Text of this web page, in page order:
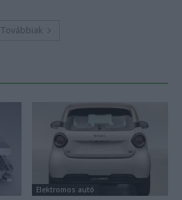
Továbbiak
Elektromos autó